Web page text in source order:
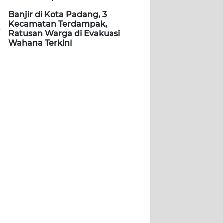
Banjir di Kota Padang, 3
Kecamatan Terdampak,
Ratusan Warga di Evakuasi
Wahana Terkini